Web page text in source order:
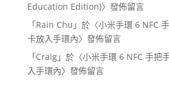
Education Edition)〉發佈留言
「Rain Chu 」於〈小米手環 6 NFC
卡放入手環內〉發佈留言
「Craig」於〈小米手環 6 NFC 手把
入手環內〉發佈留言